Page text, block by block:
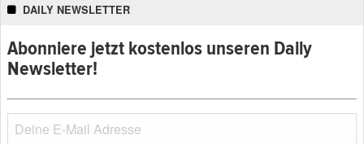
DAILY NEWSLETTER
Abonniere jetzt kostenlos unseren Daily
Newsletter!